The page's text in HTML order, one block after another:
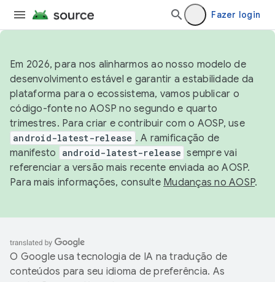
Fazer login
Em 2026, para nos alinharmos ao nosso modelo de
desenvolvimento estável e garantir a estabilidade da
plataforma para o ecossistema, vamos publicar o
código-fonte no AOSP no segundo e quarto
trimestres. Para criar e contribuir com o AOSP, use
android-latest-release . A ramificação de
manifesto
android-latest-release sempre vai
referenciar a versão mais recente enviada ao AOSP.
Para mais informações, consulte Mudanças no AOSP.
O Google usa tecnologia de IA na tradução de
conteúdos para seu idioma de preferência. As